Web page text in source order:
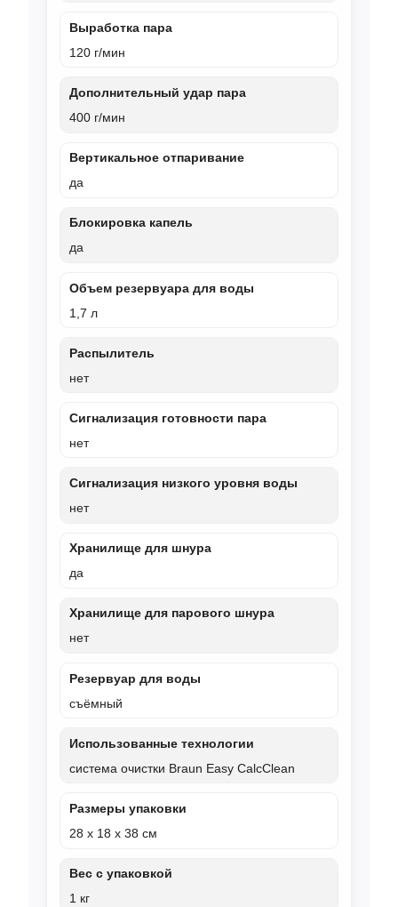
Выработка пара
120 г/мин
Дополнительный удар пара
400 г/мин
Вертикальное отпаривание
да
Блокировка капель
да
Объем резервуара для воды
1,7 л
Распылитель
нет
Сигнализация готовности пара
нет
Сигнализация низкого уровня воды
нет
Хранилище для шнура
да
Хранилище для парового шнура
нет
Резервуар для воды
съёмный
Использованные технологии
система очистки Braun Easy CalcClean
Размеры упаковки
28 x 18 x 38 см
Вес с упаковкой
1 кг